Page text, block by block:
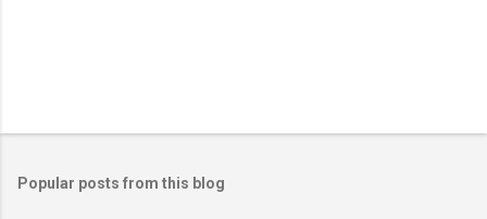
Popular posts from this blog